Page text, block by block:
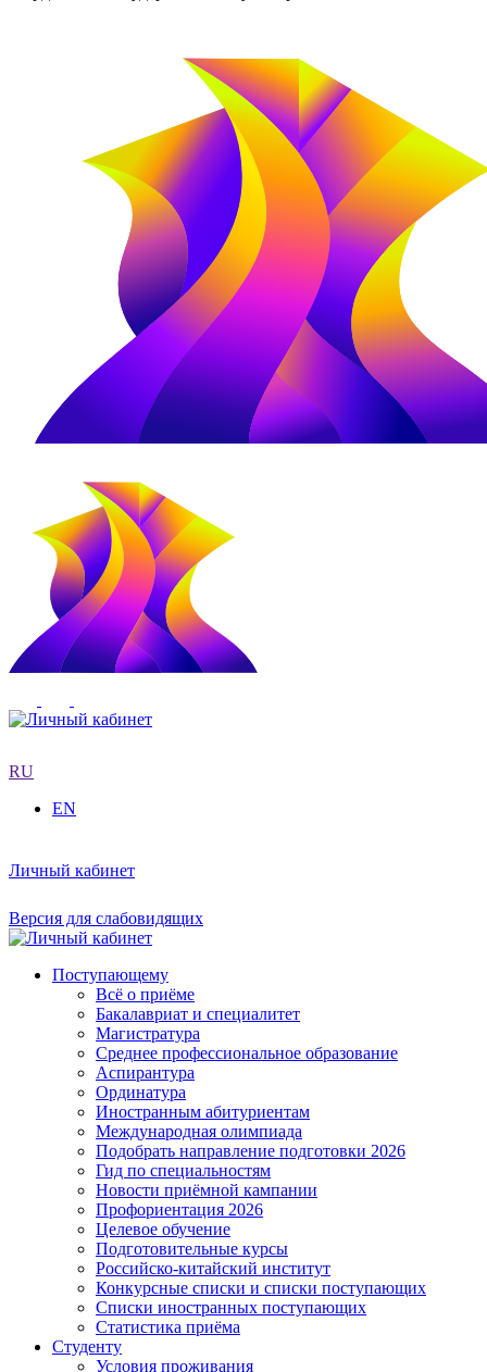
RU
EN
Личный кабинет
Версия для слабовидящих
Поступающему
Всё о приёме
Бакалавриат и специалитет
Магистратура
Среднее профессиональное образование
Аспирантура
Ординатура
Иностранным абитуриентам
Международная олимпиада
Подобрать направление подготовки 2026
Гид по специальностям
Новости приёмной кампании
Профориентация 2026
Целевое обучение
Подготовительные курсы
Российско-китайский институт
Конкурсные списки и списки поступающих
Списки иностранных поступающих
Статистика приёма
Студенту
Условия проживания